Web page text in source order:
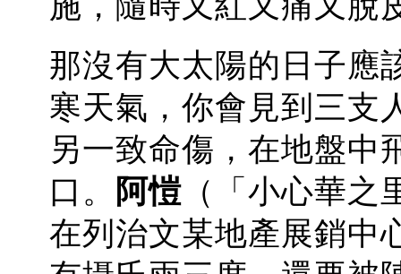
那沒有大太陽的日子應
寒天氣，你會見到三支
另一致命傷，在地盤中
口 。 阿愷 （「小心華
在列治文某地產展銷中